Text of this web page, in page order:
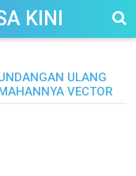
KINI
ULANG
VECTOR